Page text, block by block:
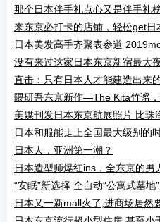
那个日本伴手礼点心又是伴手礼
来东京必打卡的店铺，轻松get日
日本美发高手齐聚表参道
没有来过这家日本东京新宿最大
直击：只有日本人才能建造出来
隈研吾东京新作—The Kita竹谧
美媒刊发日本东京航展照片 比珠
日本和服能走上全国最大级别的
日本人，亚洲第一潮？
日本造型师爆红ins，全东京的男
“安眠”新选择 全自动“公寓式墓地
日本又一新mall火了,进商场居然